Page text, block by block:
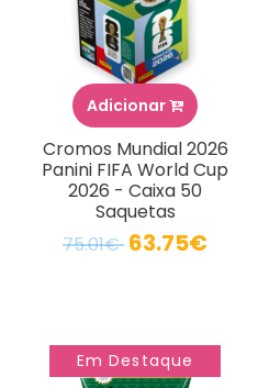
Adicionar
Cromos Mundial 2026
Panini FIFA World Cup
2026 - Caixa 50
Saquetas
75.01€ 63.75€
Em Destaque